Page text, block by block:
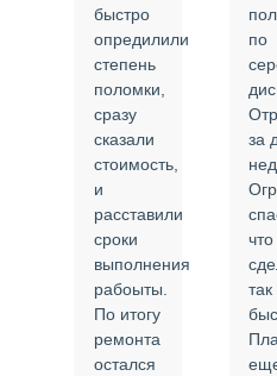
быстро
опредилили
степень
поломки,
сразу
сказали
стоимость,
и
расставили
сроки
выполнения
рабоыты.
По итогу
ремонта
остался
по
за
что
так